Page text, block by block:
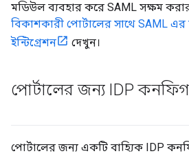
মডিউল ব্যবহার করে SAML সক্ষম
বিকাশকারী পোর্টালের সাথে SAML এর
ইন্টিগ্রেশন
দেখুন।
পোর্টালের জন্য IDP
পোর্টালের জন্য একটি বাহ্যিক IDP